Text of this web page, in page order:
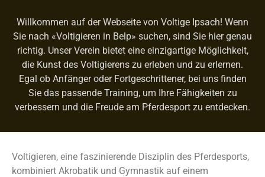
Willkommen auf der Webseite von Voltige Ipsach! Wenn
Sie nach «Voltigieren in Belp» suchen, sind Sie hier genau
richtig. Unser Verein bietet eine einzigartige Möglichkeit,
die Kunst des Voltigierens zu erleben und zu erlernen.
Egal ob Anfänger oder Fortgeschrittener, bei uns finden
Sie das passende Training, um Ihre Fähigkeiten zu
verbessern und die Freude am Pferdesport zu entdecken.
Voltigieren, eine faszinierende Disziplin des Pferdesports,
kombiniert Akrobatik und Gymnastik auf einem